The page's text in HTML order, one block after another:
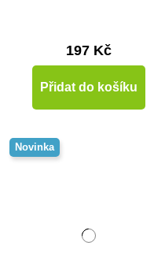
197 Kč
Přidat do košíku
Novinka